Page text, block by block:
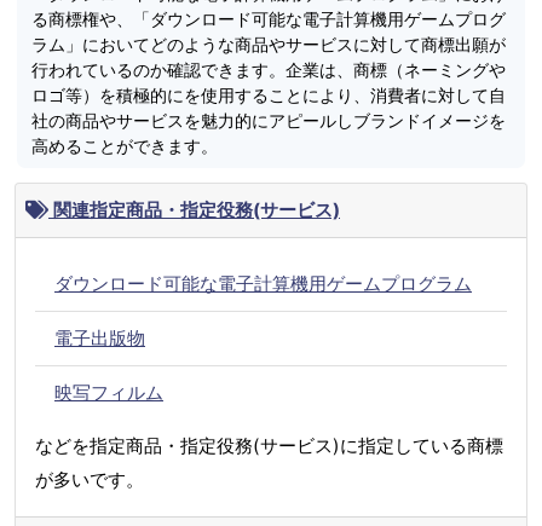
る商標権や、「ダウンロード可能な電子計算機用ゲームプログ
ラム」においてどのような商品やサービスに対して商標出願が
行われているのか確認できます。企業は、商標（ネーミングや
ロゴ等）を積極的にを使用することにより、消費者に対して自
社の商品やサービスを魅力的にアピールしブランドイメージを
高めることができます。
関連指定商品・指定役務(サービス)
ダウンロード可能な電子計算機用ゲームプログラム
電子出版物
映写フィルム
などを指定商品・指定役務(サービス)に指定している商標
が多いです。